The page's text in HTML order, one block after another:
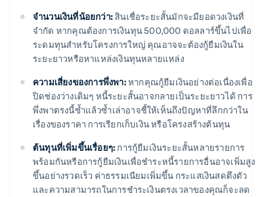
จำนวนเงินที่น้อยกว่า: สินเชื่อระยะสั้นมักจะมียอดวงเงินที่
จำกัด หากคุณต้องการเงินทุน 500,000 ดอลลาร์ขึ้นไปเพื่อ
ระดมทุนสำหรับโครงการใหญ่ คุณอาจจะต้องกู้ยืมเงินใน
ระยะยาวหรือหาแหล่งเงินทุนหลายแหล่ง
ความเสี่ยงของการพึ่งพา:หากคุณกู้ยืมเงินอย่างต่อเนื่องเพื่อ
ปิดช่องว่างเดิมๆ หนี้ระยะสั้นอาจกลายเป็นระยะยาวได้ การ
พึ่งพาตรงนี้ซ้ำแล้วซ้ำเล่าอาจชี้ให้เห็นถึงปัญหาที่ลึกกว่าใน
เรื่องของราคา การเรียกเก็บเงิน หรือโครงสร้างต้นทุน
ต้นทุนที่เพิ่มขึ้นเรื่อยๆ: การกู้ยืมเงินระยะสั้นหลายรายการ
พร้อมกันหรือการกู้ยืมเงินเพื่อชำระหนี้รายการอื่นอาจเพิ่มสูง
ขึ้นอย่างรวดเร็ว ค่าธรรมเนียมเพิ่มขึ้น กระแสเงินสดตึงตัว
และความสามารถในการชำระเงินตรงเวลาของคุณก็จะลด